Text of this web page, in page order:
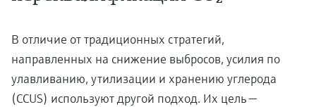
В отличие от традиционных стратегий,
направленных на снижение выбросов, усилия по
улавливанию, утилизации и хранению углерода
(CCUS) используют другой подход. Их цель —